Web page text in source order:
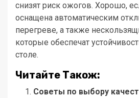
снизят риск ожогов. Хорошо,
оснащена автоматическим
перегреве, а также
которые обеспечат
столе.
Читайте Також:
Советы по выбору